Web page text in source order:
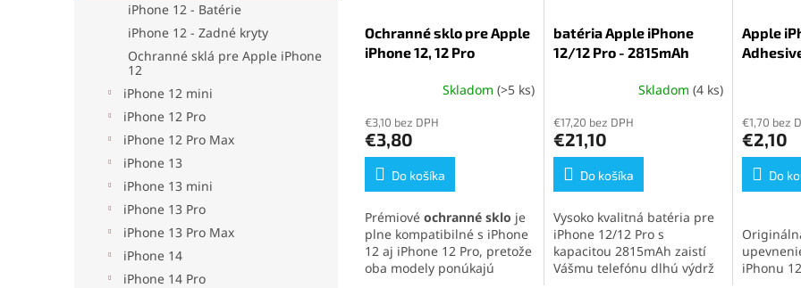
iPhone 12 - Batérie
iPhone 12 - Zadné kryty
Ochranné sklá pre Apple iPhone
12
iPhone 12 mini
iPhone 12 Pro
iPhone 12 Pro Max
iPhone 13
iPhone 13 mini
iPhone 13 Pro
iPhone 13 Pro Max
iPhone 14
iPhone 14 Pro
Ochranné sklo pre Apple
iPhone 12, 12 Pro
Skladom (>5 ks)
€3,10 bez DPH
€3,80
Do košíka
Prémiové ochranné sklo je
plne kompatibilné s iPhone
12 aj iPhone 12 Pro, pretože
oba modely ponúkajú
batéria Apple iPhone
12/12 Pro - 2815mAh
produktu
je
5,0
5
hviezdičiek.
Skladom (4 ks)
€17,20 bez DPH
€21,10
Do košíka
Vysoko kvalitná batéria pre
iPhone 12/12 Pro s
kapacitou 2815mAh zaistí
Vášmu telefónu dlhú výdrž
Apple
€1,70 bez
€2,10
Do
iPhonu